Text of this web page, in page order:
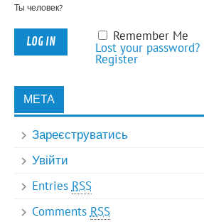
Ты человек?
Remember Me
Lost your password?
Register
МЕТА
Зареєструватись
Увійти
Entries RSS
CommentsRSS